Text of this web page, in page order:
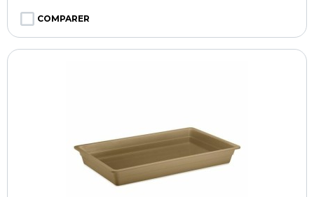
COMPARER